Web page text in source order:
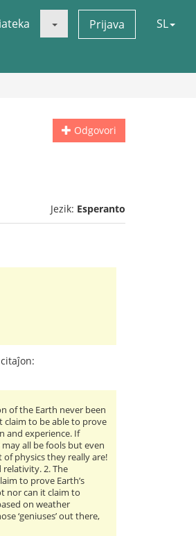
Prijava SL
Odgovori
Jezik: Esperanto
of the Earth never been
claim to be able to prove
and experience. If
all be fools but even
physics they really are!
2. The
to prove Earth’s
nor can it claim to
on weather
‘geniuses’ out there,